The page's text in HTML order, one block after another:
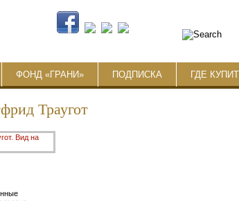
ФОНД «ГРАНИ» ПОДПИСКА ГДЕ
Траугот